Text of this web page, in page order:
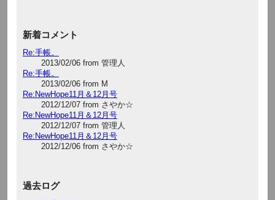
新着コメント
Re:手帳。
2013/02/06 from 管理人
Re:手帳。
2013/02/06 from M
Re:NewHope11月＆12月号
2012/12/07 from さやか☆
Re:NewHope11月＆12月号
2012/12/07 from 管理人
Re:NewHope11月＆12月号
2012/12/06 from さやか☆
過去ログ